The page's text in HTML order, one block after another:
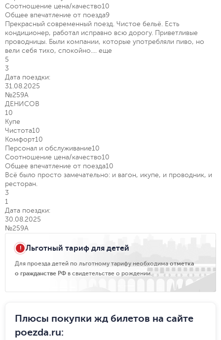
Соотношение цена/качество10
Общее впечатление от поезда9
Прекрасный современный поезд. Чистое бельё. Есть
кондиционер, работал исправно всю дорогу. Приветливые
проводницы. Были компании, которые употребляли пиво, но
вели себя тихо, спокойно.... еще
5
3
Дата поездки:
31.08.2025
№259А
ДЕНИСОВ
10
Купе
Чистота10
Комфорт10
Персонал и обслуживание10
Соотношение цена/качество10
Общее впечатление от поезда10
Всё было просто замечательно: и вагон, икупе, и проводник, и
ресторан.
3
1
Дата поездки:
30.08.2025
№259А
Льготный тариф для детей
Для проезда детей по льготному тарифу необходима отметка
о гражданстве РФ в свидетельстве о рождении.
Плюсы покупки жд билетов на сайте
poezda.ru: